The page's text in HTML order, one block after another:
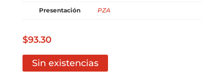
Presentación PZA
$93.30
Sin existencias